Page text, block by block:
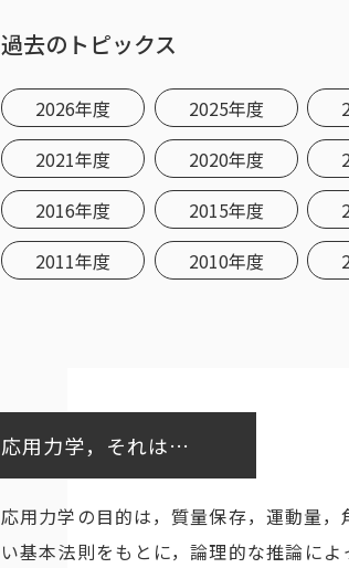
過去のトピックス
2026年度 2025年度
2021年度
2020年度
2016年度
2015年度
2011年度
2010年度
応用力学，それは…
応用力学の目的は，質量保存，運動量
い基本法則をもとに，論理的な推論に